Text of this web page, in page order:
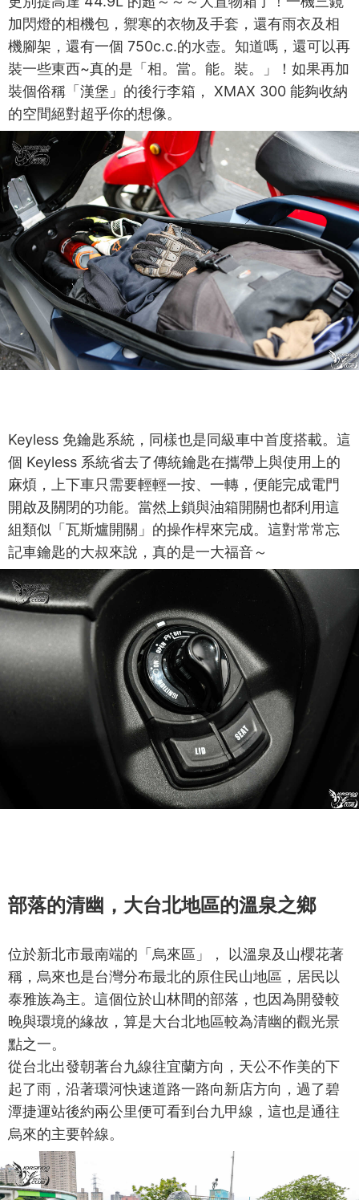
加閃燈的相機包，禦寒的衣物及手套，還有雨衣及相
機腳架，還有一個 750c.c.的水壺。知道嗎，還可以再
裝一些東西~真的是「相。當。能。裝。」！如果再加
裝個俗稱「漢堡」的後行李箱， XMAX 300 能夠收納
的空間絕對超乎你的想像。
Keyless 免鑰匙系統，同樣也是同級車中首度搭載。這
個 Keyless 系統省去了傳統鑰匙在攜帶上與使用上的
麻煩，上下車只需要輕輕一按、一轉，便能完成電門
開啟及關閉的功能。當然上鎖與油箱開關也都利用這
組類似「瓦斯爐開關」的操作桿來完成。這對常常忘
記車鑰匙的大叔來說，真的是一大福音～
部落的清幽，大台北地區的溫泉之鄉
位於新北市最南端的「烏來區」， 以溫泉及山櫻花著
稱，烏來也是台灣分布最北的原住民山地區，居民以
泰雅族為主。這個位於山林間的部落，也因為開發較
晚與環境的緣故，算是大台北地區較為清幽的觀光景
點之一。
從台北出發朝著台九線往宜蘭方向，天公不作美的下
起了雨，沿著環河快速道路一路向新店方向，過了碧
潭捷運站後約兩公里便可看到台九甲線，這也是通往
烏來的主要幹線。